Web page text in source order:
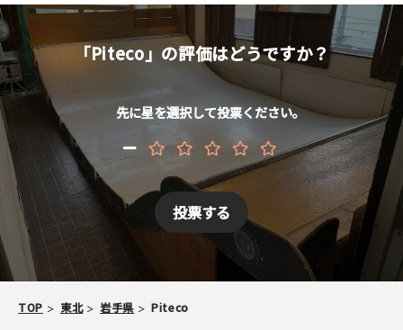
年齢
20代 30代 40代
お名前 （非公開/任意）
メールアドレス （非公開/任意）
当サイトへメッセージなどございましたら
「Piteco」の評価はどうですか？
先に星を選択して投票ください。
TOP 東北 岩手県 Piteco